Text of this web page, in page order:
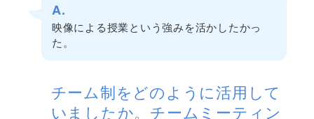
A.
映像による授業という強みを活かしたかっ
た。
チーム制をどのように活用して
いましたか。チームミーティン